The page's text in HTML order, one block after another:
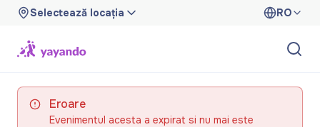
Selectează locația RO
Eroare
Evenimentul acesta a expirat si nu mai este